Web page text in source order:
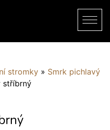
stromky » Smrk pichlavý
stříbrný